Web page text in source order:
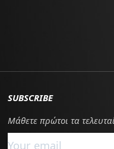
SUBSCRIBE
Μάθετε πρώτοι τα